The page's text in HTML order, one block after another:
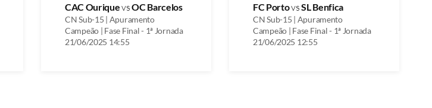
CAC OuriquevsOC Barcelos
CN Sub-15 | Apuramento
Campeão | Fase Final - 1ª Jornada
21/06/2025 14:55
FC PortovsSL Benfica
CN Sub-15 | Apuramento
Campeão | Fase Final - 1ª Jornada
21/06/2025 12:55